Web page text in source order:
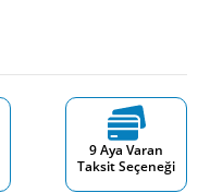
9 Aya Varan
Taksit Seçeneği